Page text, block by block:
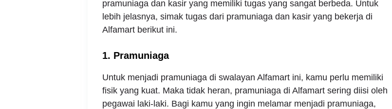
pramuniaga dan kasir yang memiliki tugas yang sangat berbeda. Untuk
lebih jelasnya, simak tugas dari pramuniaga dan kasir yang bekerja di
Alfamart berikut ini.
1. Pramuniaga
Untuk menjadi pramuniaga di swalayan Alfamart ini, kamu perlu memiliki
fisik yang kuat. Maka tidak heran, pramuniaga di Alfamart sering diisi oleh
pegawai laki-laki. Bagi kamu yang ingin melamar menjadi pramuniaga,